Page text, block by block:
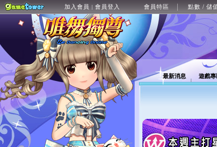
加入會員 | 會員登入 會員特區 點數 / 儲
最新消息 遊戲